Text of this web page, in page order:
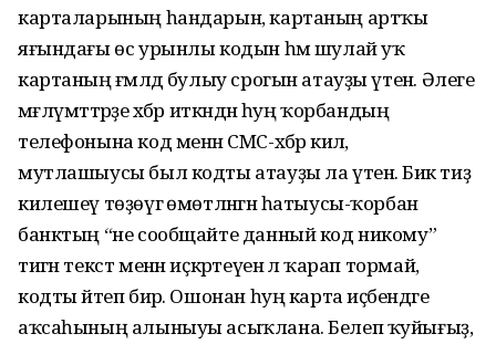
карталарының һандарын, картаның артҡы
яғындағы өс урынлы кодын һәм шулай уҡ
картаның ғәмәлдә булыу срогын атауҙы үтенә. Әлеге
мәғлүмәттәрҙе хәбәр иткәндән һуң ҡорбандың
телефонына код менән СМС-хәбәр килә,
мутлашыусы был кодты атауҙы ла үтенә. Бик тиҙ
килешеү төҙөүгә өмөтләнгән һатыусы-ҡорбан
банктың “не сообщайте данный код никому”
тигән текст менән иҫкәртеүенә лә ҡарап тормай,
кодты әйтеп бирә. Ошонан һуң карта иҫәбендәге
аҡсаһының алыныуы асыҡлана. Белеп ҡуйығыҙ,